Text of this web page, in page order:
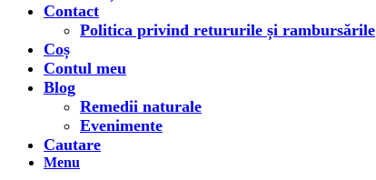
Contact
Politica privind retururile și rambursările
Coș
Contul meu
Blog
Remedii naturale
Evenimente
Cautare
Menu